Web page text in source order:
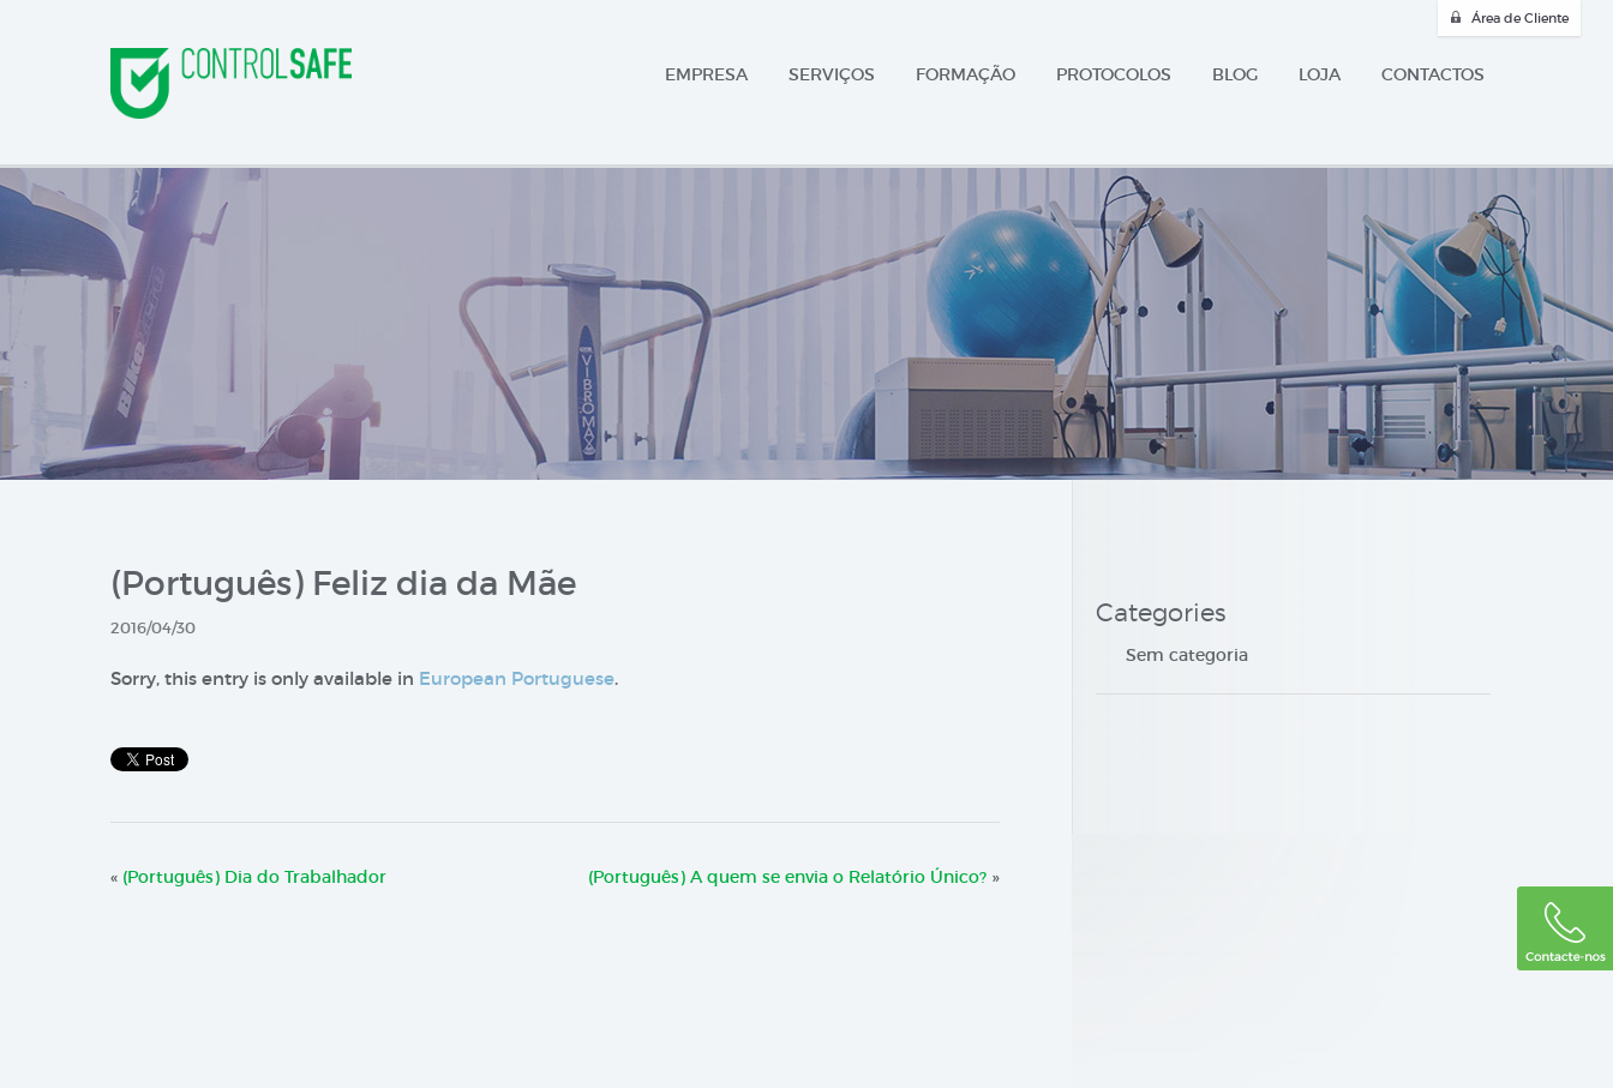
Área de Cliente
EMPRESA SERVIÇOS FORMAÇÃO PROTOCOLOS BLOG LOJA CONTACTOS
(Português) Feliz dia da Mãe
2016/04/30
Sorry, this entry is only available in European Portuguese.
« (Português) Dia do Trabalhador (Português) A quem se envia o Relatório Único? »
Categories
Sem categoria